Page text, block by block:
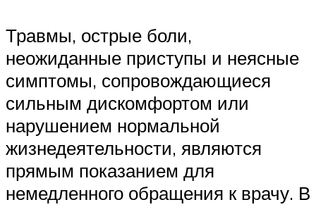
Травмы, острые боли,
неожиданные приступы и неясные
симптомы, сопровождающиеся
сильным дискомфортом или
нарушением нормальной
жизнедеятельности, являются
прямым показанием для
немедленного обращения к врачу. В